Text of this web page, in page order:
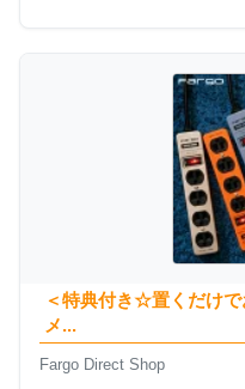
＜特典付き☆置くだけ
メ...
Fargo Direct Shop